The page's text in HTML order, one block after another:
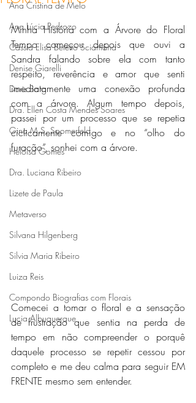
Ana Cristina de Melo
Ana Lúcia Pedrozo
Cássia Elisa Betetto Sciamana
Denise Giarelli
Doris Barg
Dra. Ellen Costa Mendes Soares
Gina M.S. Soomerfeld
Heloisa Gomes
Dra. Luciana Ribeiro
Lizete de Paula
Metaverso
Silvana Hilgenberg
Silvia Maria Ribeiro
Luiza Reis
Compondo Biografias com Florais
Lucia Albuquerque
Minha História com a Árvore do Floral
Tempo começou depois que ouvi a
Sandra falando sobre ela com tanto
respeito, reverência e amor que senti
imediatamente uma conexão profunda
com a árvore. Algum tempo depois,
passei por um processo que se repetia
ciclicamente comigo e no “olho do
furacão”, sonhei com a árvore.
Comecei a tomar o floral e a sensação
de frustração que sentia na perda de
tempo em não compreender o porquê
daquele processo se repetir cessou por
completo e me deu calma para seguir EM
FRENTE mesmo sem entender.